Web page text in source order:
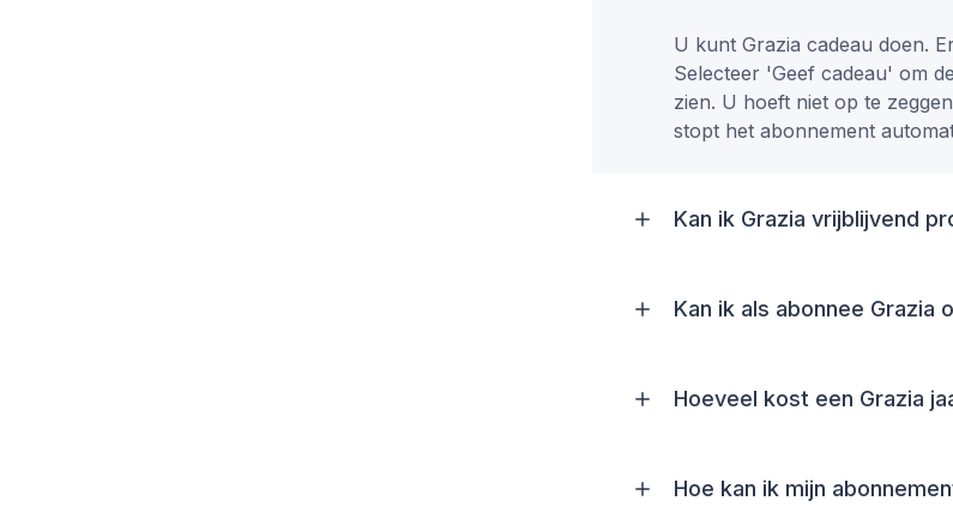
U kunt Grazia cadeau doen.
Selecteer 'Geef cadeau' om
zien. U hoeft niet op te
stopt het abonnement
Kan ik Grazia vrijblijvend
Kan ik als abonnee Grazia
Hoeveel kost een Grazia
Hoe kan ik mijn